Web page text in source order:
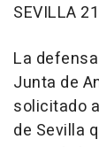
SEVILLA
La
Junta de
solicitado
de Sevilla